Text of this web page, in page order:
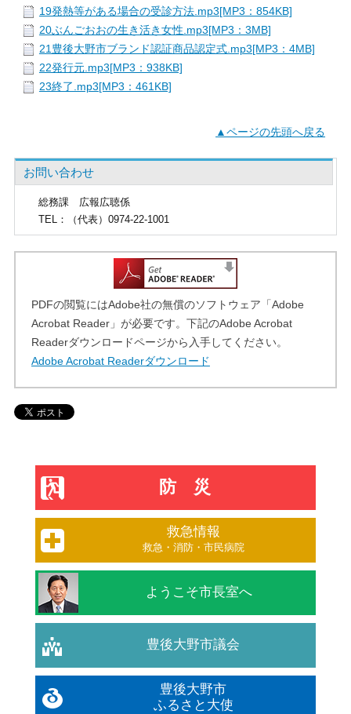
19発熱等がある場合の受診方法.mp3[MP3：854KB]
20ぶんごおおの生き活き女性.mp3[MP3：3MB]
21豊後大野市ブランド認証商品認定式.mp3[MP3：4MB]
22発行元.mp3[MP3：938KB]
23終了.mp3[MP3：461KB]
▲ページの先頭へ戻る
お問い合わせ
総務課
広報広聴係
TEL ：（代表）0974-22-1001
PDFの閲覧にはAdobe社の無償のソフトウェア「Adobe
Acrobat Reader」が必要です。下記のAdobe Acrobat
Readerダウンロードページから入手してください。
Adobe Acrobat Readerダウンロード
防災
救急情報
救急・消防・市民病院
ようこそ市長室へ
豊後大野市議会
豊後大野市
ふるさと大使